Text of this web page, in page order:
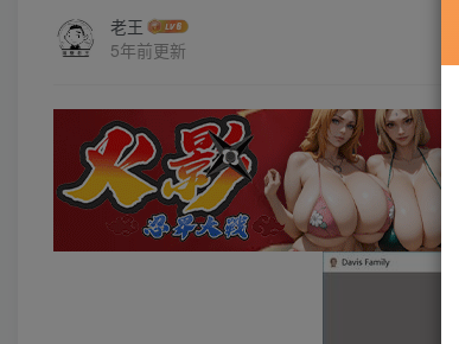
老王
5年前更新